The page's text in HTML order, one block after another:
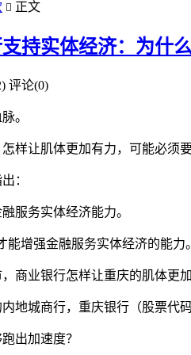
 正文
持实体经济：为什
评论(0)
。
样让肌体更加有力，可能必须
：
服务实体经济能力。
增强金融服务实体经济的能
商业银行怎样让重庆的肌体更加
地城商行，重庆银行（股票代
出加速度？